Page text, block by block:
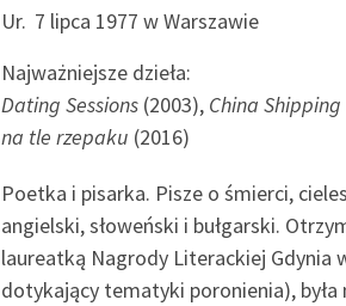
Ur. 7 lipca 1977 w Warszawie
Najważniejsze dzieła:
Dating Sessions (2003), China Shipping
na tle rzepaku (2016)
Poetka i pisarka. Pisze o śmierci,
angielski, słoweński i bułgarski.
laureatką Nagrody Literackiej Gdynia
dotykający tematyki poronienia),